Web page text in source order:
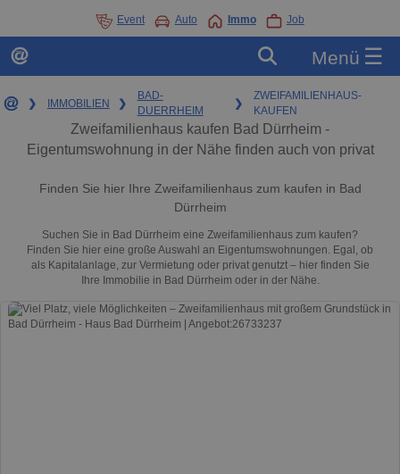
Event Auto Immo Job
Menü ☰
❯ IMMOBILIEN ❯
BAD-
DUERRHEIM
❯
ZWEIFAMILIENHAUS-
KAUFEN
Zweifamilienhaus kaufen Bad Dürrheim -
Eigentumswohnung in der Nähe finden auch von privat
Finden Sie hier Ihre Zweifamilienhaus zum kaufen in Bad
Dürrheim
Suchen Sie in Bad Dürrheim eine Zweifamilienhaus zum kaufen?
Finden Sie hier eine große Auswahl an Eigentumswohnungen. Egal, ob
als Kapitalanlage, zur Vermietung oder privat genutzt – hier finden Sie
Ihre Immobilie in Bad Dürrheim oder in der Nähe.